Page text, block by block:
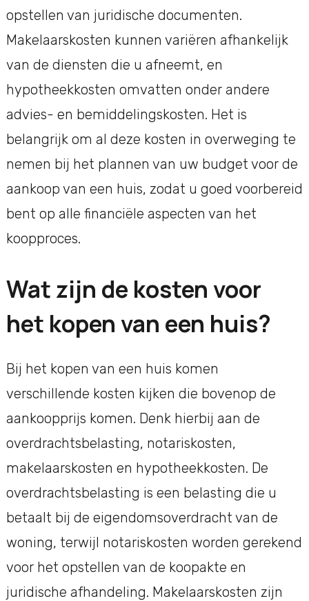
opstellen van juridische documenten.
Makelaarskosten kunnen variëren afhankelijk
van de diensten die u afneemt, en
hypotheekkosten omvatten onder andere
advies- en bemiddelingskosten. Het is
belangrijk om al deze kosten in overweging te
nemen bij het plannen van uw budget voor de
aankoop van een huis, zodat u goed voorbereid
bent op alle financiële aspecten van het
koopproces.
Wat zijn de kosten voor
het kopen van een huis?
Bij het kopen van een huis komen
verschillende kosten kijken die bovenop de
aankoopprijs komen. Denk hierbij aan de
overdrachtsbelasting, notariskosten,
makelaarskosten en hypotheekkosten. De
overdrachtsbelasting is een belasting die u
betaalt bij de eigendomsoverdracht van de
woning, terwijl notariskosten worden gerekend
voor het opstellen van de koopakte en
juridische afhandeling. Makelaarskosten zijn